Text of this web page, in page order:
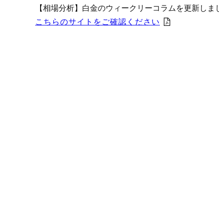
プロモーション（オンラ
発表統計
CFTC建玉明細
【相場分析】白金のウィークリーコラムを更新しま
こちらのサイトをご確認ください